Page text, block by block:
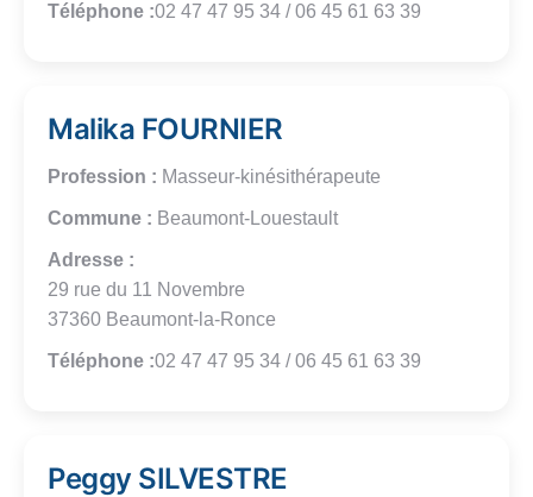
Téléphone :02 47 47 95 34 / 06 45 61 63 39
Malika FOURNIER
Profession : Masseur-kinésithérapeute
Commune : Beaumont-Louestault
Adresse :
29 rue du 11 Novembre
37360 Beaumont-la-Ronce
Téléphone :02 47 47 95 34 / 06 45 61 63 39
Peggy SILVESTRE